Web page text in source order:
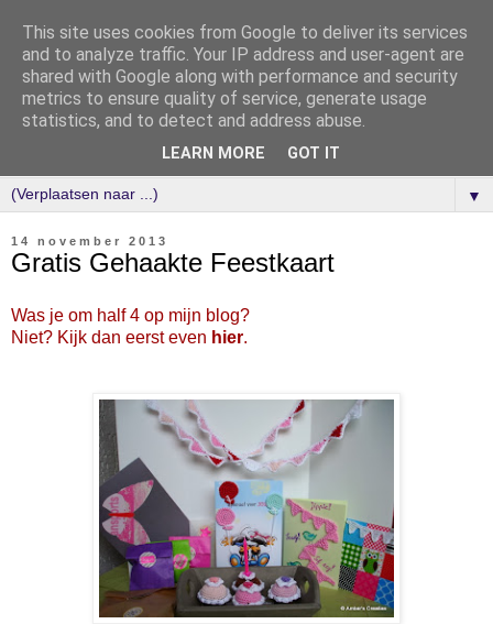
▼
14 november 2013
Gratis Gehaakte Feestkaart
Was je om half 4 op mijn blog?
Niet? Kijk dan eerst even hier.
This site uses cookies from Google to deliver its services
and to analyze traffic. Your IP address and user-agent are
shared with Google along with performance and security
metrics to ensure quality of service, generate usage
statistics, and to detect and address abuse.
LEARN MORE GOT IT